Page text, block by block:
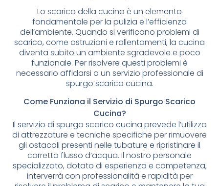
Lo scarico della cucina è un elemento
fondamentale per la pulizia e l’efficienza
dell’ambiente. Quando si verificano problemi di
scarico, come ostruzioni e rallentamenti, la cucina
diventa subito un ambiente sgradevole e poco
funzionale. Per risolvere questi problemi è
necessario affidarsi a un servizio professionale di
spurgo scarico cucina.
Come Funziona il Servizio di Spurgo Scarico
Cucina?
Il servizio di spurgo scarico cucina prevede l’utilizzo
di attrezzature e tecniche specifiche per rimuovere
gli ostacoli presenti nelle tubature e ripristinare il
corretto flusso d’acqua. Il nostro personale
specializzato, dotato di esperienza e competenza,
interverrà con professionalità e rapidità per